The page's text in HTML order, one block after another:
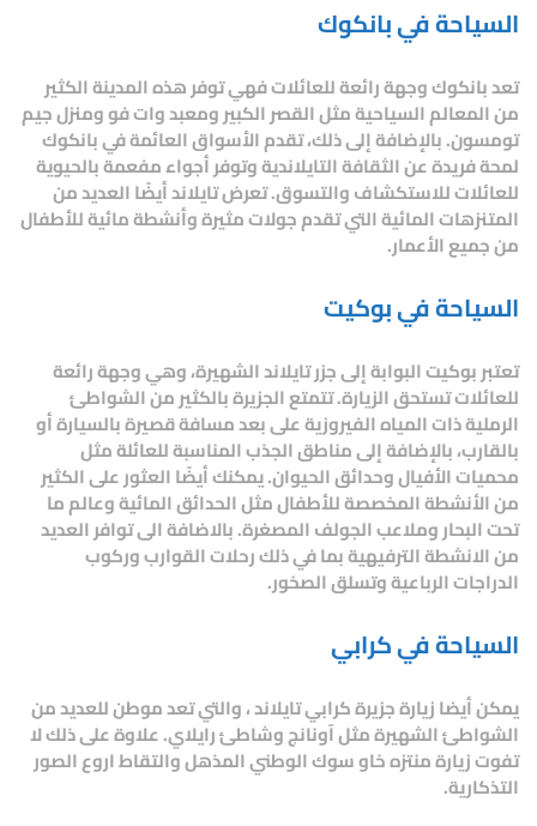
السياحة في بانكوك
تعد بانكوك وجهة رائعة للعائلات فهي توفر هذه المدينة الكثير
من المعالم السياحية مثل القصر الكبير ومعبد وات فو ومنزل جيم
تومسون. بالإضافة إلى ذلك، تقدم الأسواق العائمة في بانكوك
لمحة فريدة عن الثقافة التايلاندية وتوفر أجواء مفعمة بالحيوية
للعائلات للاستكشاف والتسوق. تعرض تايلاند أيضًا العديد من
المتنزهات المائية التي تقدم جولات مثيرة وأنشطة مائية للأطفال
من جميع الأعمار.
السياحة في بوكيت
تعتبر بوكيت البوابة إلى جزر تايلاند الشهيرة، وهي وجهة رائعة
للعائلات تستحق الزيارة. تتمتع الجزيرة بالكثير من الشواطئ
الرملية ذات المياه الفيروزية على بعد مسافة قصيرة بالسيارة أو
بالقارب، بالإضافة إلى مناطق الجذب المناسبة للعائلة مثل
محميات الأفيال وحدائق الحيوان. يمكنك أيضًا العثور على الكثير
من الأنشطة المخصصة للأطفال مثل الحدائق المائية وعالم ما
تحت البحار وملاعب الجولف المصغرة. بالاضافة الى توافر العديد
من الانشطة الترفيهية بما في ذلك رحلات القوارب وركوب
الدراجات الرباعية وتسلق الصخور.
السياحة في كرابي
يمكن أيضا زيارة جزيرة كرابي تايلاند ، والتي تعد موطن للعديد من
الشواطئ الشهيرة مثل آونانج وشاطئ رايلاي. علاوة على ذلك لا
تفوت زيارة منتزه خاو سوك الوطني المذهل والتقاط اروع الصور
التذكارية.